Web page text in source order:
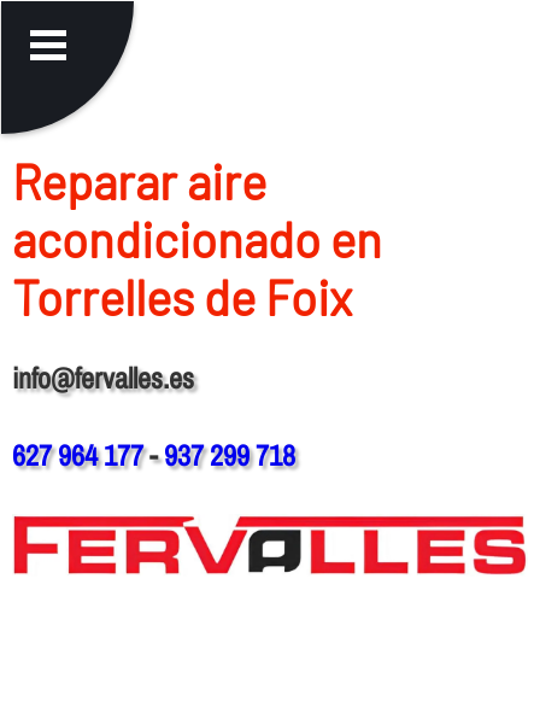
Reparar aire
acondicionado en
Torrelles de Foix
info@fervalles.es
627 964 177-937 299 718